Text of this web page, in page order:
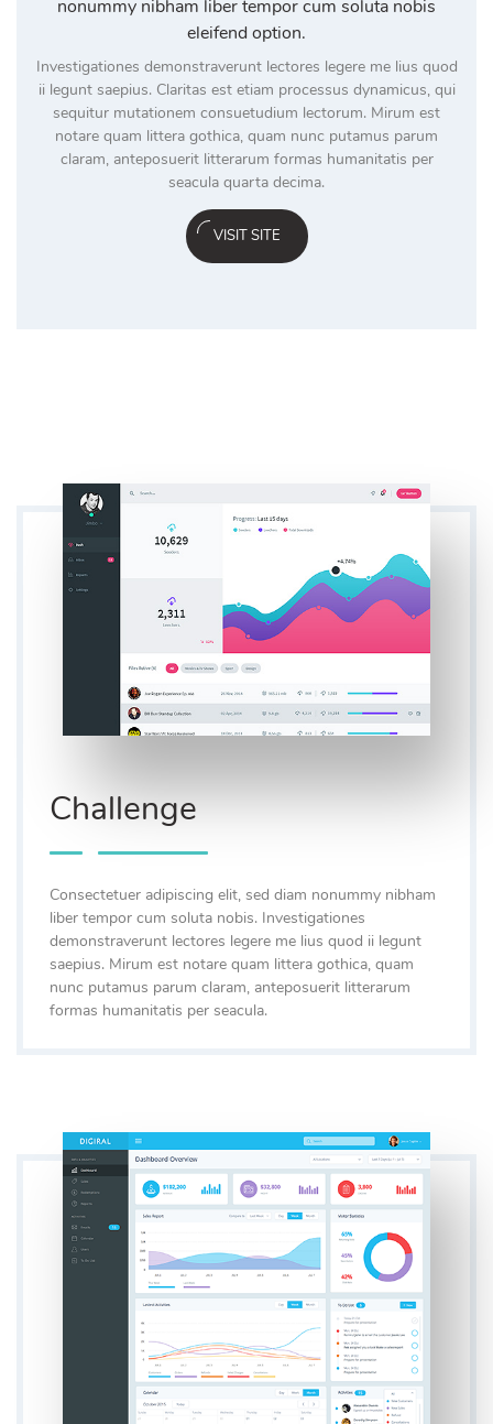
nonummy nibham liber tempor cum soluta nobis
eleifend option.
Investigationes demonstraverunt lectores legere me lius quod
ii legunt saepius. Claritas est etiam processus dynamicus, qui
sequitur mutationem consuetudium lectorum. Mirum est
notare quam littera gothica, quam nunc putamus parum
claram, anteposuerit litterarum formas humanitatis per
seacula quarta decima.
VISIT SITE
Challenge
Consectetuer adipiscing elit, sed diam nonummy nibham
liber tempor cum soluta nobis. Investigationes
demonstraverunt lectores legere me lius quod ii legunt
saepius. Mirum est notare quam littera gothica, quam
nunc putamus parum claram, anteposuerit litterarum
formas humanitatis per seacula.